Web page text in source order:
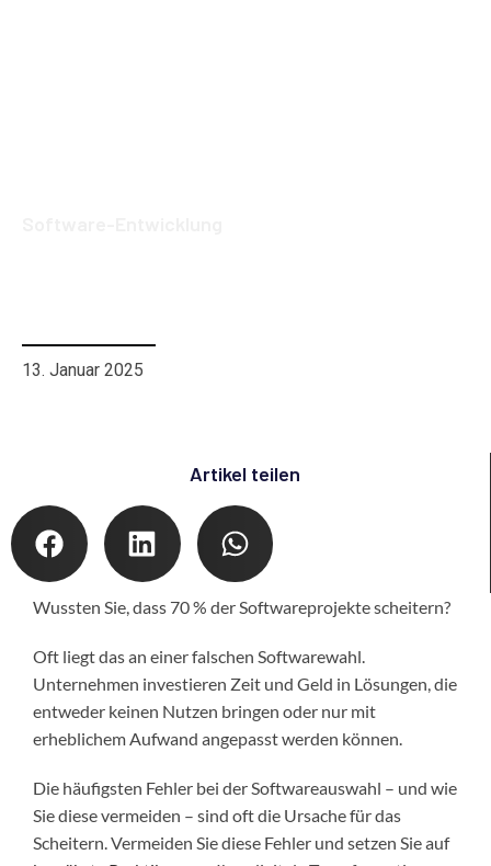
13. Januar 2025
Artikel teilen
Wussten Sie, dass 70 % der Softwareprojekte scheitern?
Oft liegt das an einer falschen Softwarewahl.
Unternehmen investieren Zeit und Geld in Lösungen, die
entweder keinen Nutzen bringen oder nur mit
erheblichem Aufwand angepasst werden können.
Die häufigsten Fehler bei der Softwareauswahl – und wie
Sie diese vermeiden – sind oft die Ursache für das
Scheitern. Vermeiden Sie diese Fehler und setzen Sie auf